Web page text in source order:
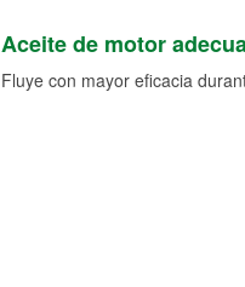
Aceite de motor
Fluye con mayor eficacia